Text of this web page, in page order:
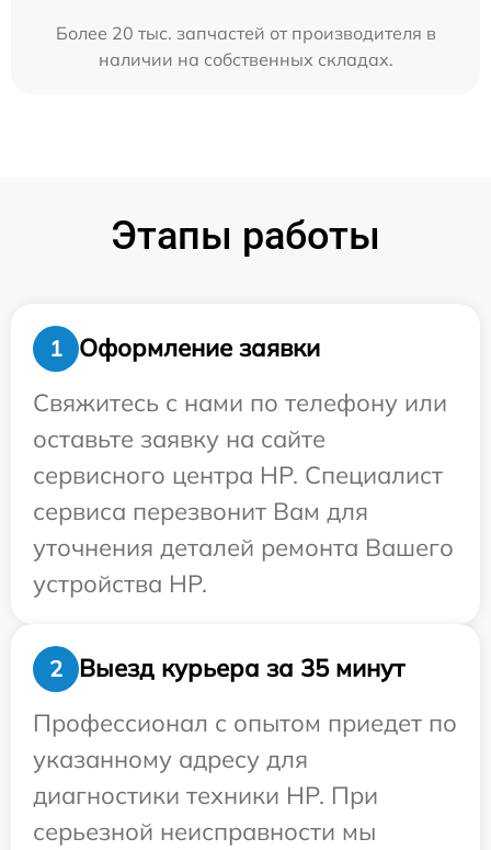
Более 20 тыс. запчастей от производителя в
наличии на собственных складах.
Этапы работы
1
Оформление заявки
Свяжитесь с нами по телефону или
оставьте заявку на сайте
сервисного центра HP. Специалист
сервиса перезвонит Вам для
уточнения деталей ремонта Вашего
устройства HP.
2
Выезд курьера за 35 минут
Профессионал с опытом приедет по
указанному адресу для
диагностики техники HP. При
серьезной неисправности мы